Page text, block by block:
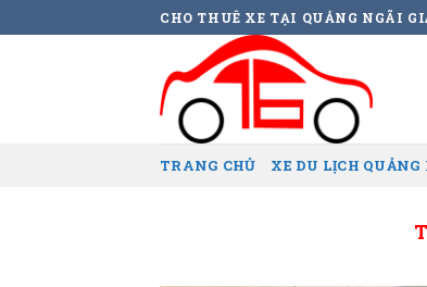
to
CHO THUÊ XE TẠI QUẢNG NGÃI
TRANG CHỦ XE DU LỊCH QUẢNG